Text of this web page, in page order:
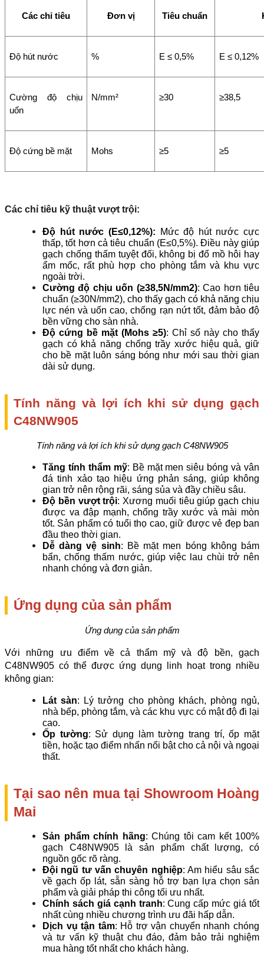
Các chỉ tiêu Đơn vị Tiêu chuẩn
Độ hút nước % E ≤ 0,5% E ≤ 0,12%
Cường độ chịu
uốn
N/mm² ≥30 ≥38,5
Độ cứng bề mặt Mohs ≥5 ≥5
Các chỉ tiêu kỹ thuật vượt trội:
Độ hút nước (E≤0,12%): Mức độ hút nước cực
thấp, tốt hơn cả tiêu chuẩn (E≤0,5%). Điều này giúp
gạch chống thấm tuyệt đối, không bị đổ mồ hôi hay
ẩm mốc, rất phù hợp cho phòng tắm và khu vực
ngoài trời.
Cường độ chịu uốn (≥38,5N/mm2): Cao hơn tiêu
chuẩn (≥30N/mm2), cho thấy gạch có khả năng chịu
lực nén và uốn cao, chống rạn nứt tốt, đảm bảo độ
bền vững cho sàn nhà.
Độ cứng bề mặt (Mohs ≥5): Chỉ số này cho thấy
gạch có khả năng chống trầy xước hiệu quả, giữ
cho bề mặt luôn sáng bóng như mới sau thời gian
dài sử dụng.
Tính năng và lợi ích khi sử dụng gạch
C48NW905
Tính năng và lợi ích khi sử dụng gạch C48NW905
Tăng tính thẩm mỹ: Bề mặt men siêu bóng và vân
đá tinh xảo tạo hiệu ứng phản sáng, giúp không
gian trở nên rộng rãi, sáng sủa và đầy chiều sâu.
Độ bền vượt trội: Xương muối tiêu giúp gạch chịu
được va đập mạnh, chống trầy xước và mài mòn
tốt. Sản phẩm có tuổi thọ cao, giữ được vẻ đẹp ban
đầu theo thời gian.
Dễ dàng vệ sinh: Bề mặt men bóng không bám
bẩn, chống thấm nước, giúp việc lau chùi trở nên
nhanh chóng và đơn giản.
Ứng dụng của sản phẩm
Ứng dụng của sản phẩm
Với những ưu điểm về cả thẩm mỹ và độ bền, gạch
C48NW905 có thể được ứng dụng linh hoạt trong nhiều
không gian:
Lát sàn: Lý tưởng cho phòng khách, phòng ngủ,
nhà bếp, phòng tắm, và các khu vực có mật độ đi lại
cao.
Ốp tường: Sử dụng làm tường trang trí, ốp mặt
tiền, hoặc tạo điểm nhấn nổi bật cho cả nội và ngoại
thất.
Tại sao nên mua tại Showroom Hoàng
Mai
Sản phẩm chính hãng: Chúng tôi cam kết 100%
gạch C48NW905 là sản phẩm chất lượng, có
nguồn gốc rõ ràng.
Đội ngũ tư vấn chuyên nghiệp: Am hiểu sâu sắc
về gạch ốp lát, sẵn sàng hỗ trợ bạn lựa chọn sản
phẩm và giải pháp thi công tối ưu nhất.
Chính sách giá cạnh tranh: Cung cấp mức giá tốt
nhất cùng nhiều chương trình ưu đãi hấp dẫn.
Dịch vụ tận tâm: Hỗ trợ vận chuyển nhanh chóng
và tư vấn kỹ thuật chu đáo, đảm bảo trải nghiệm
mua hàng tốt nhất cho khách hàng.